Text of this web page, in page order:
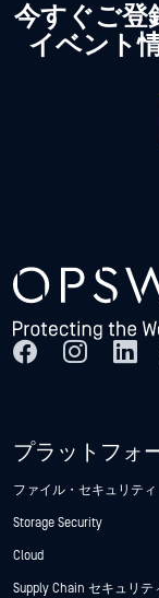
今すぐご登
イベント
プラットフォ
ファイル・セキュリティ
Storage Security
Cloud
Supply Chain セキュリテ